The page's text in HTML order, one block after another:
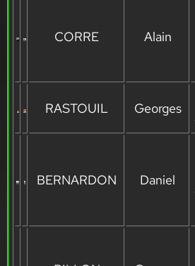
CORRE Alain
RASTOUIL Georges
BERNARDON Daniel